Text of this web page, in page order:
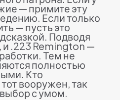
— примите эту
Если только
— пусть это
Подводя
и .223 Remington —
Тем не
полностью
Кто
вооружен, так
с умом.